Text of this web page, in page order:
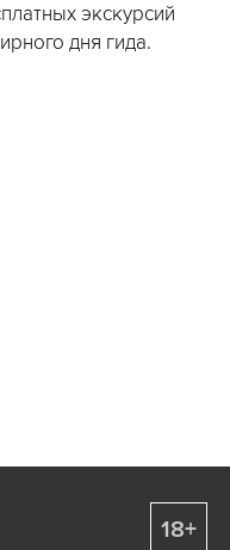
экскурсий
дня гида.
18+